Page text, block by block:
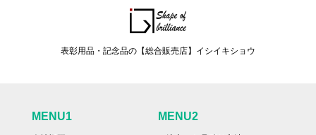
表彰用品・記念品の【総合販売店】イシイキショウ
MENU1 MENU2